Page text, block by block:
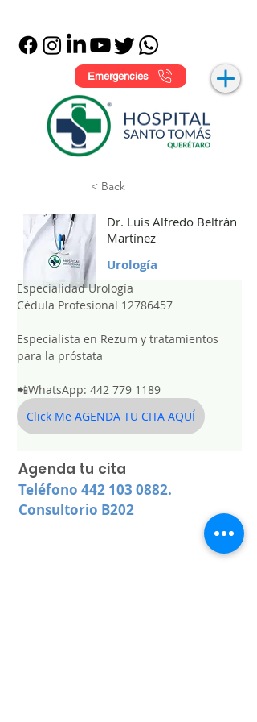
Emergencies
< Back
Dr. Luis Alfredo Beltrán
Martínez
Urología
Especialidad Urología
Cédula Profesional 12786457
Especialista en Rezum y tratamientos
para la próstata
📲WhatsApp: 442 779 1189
Click Me AGENDA TU CITA AQUÍ
Agenda tu cita
Teléfono 442 103 0882.
Consultorio B202